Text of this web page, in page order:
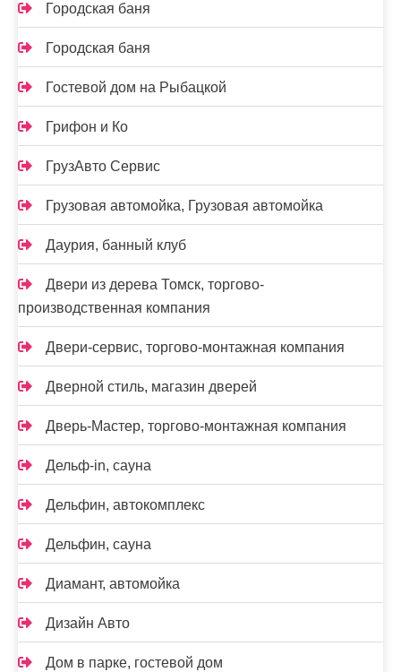
Городская баня
Городская баня
Гостевой дом на Рыбацкой
Грифон и Ко
ГрузАвто Сервис
Грузовая автомойка, Грузовая автомойка
Даурия, банный клуб
Двери из дерева Томск, торгово-
производственная компания
Двери-сервис, торгово-монтажная компания
Дверной стиль, магазин дверей
Дверь-Мастер, торгово-монтажная компания
Дельф-in, сауна
Дельфин, автокомплекс
Дельфин, сауна
Диамант, автомойка
Дизайн Авто
Дом в парке, гостевой дом